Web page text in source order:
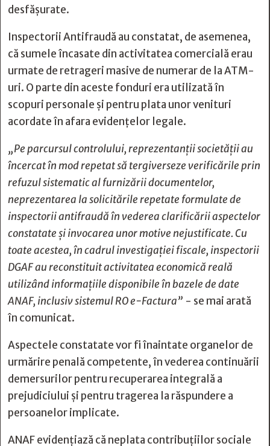
desfășurate.
Inspectorii Antifraudă au constatat, de asemenea,
că sumele încasate din activitatea comercială erau
urmate de retrageri masive de numerar de la ATM-
uri. O parte din aceste fonduri era utilizată în
scopuri personale și pentru plata unor venituri
acordate în afara evidențelor legale.
„Pe parcursul controlului, reprezentanții societății au
încercat în mod repetat să tergiverseze verificările prin
refuzul sistematic al furnizării documentelor,
neprezentarea la solicitările repetate formulate de
inspectorii antifraudă în vederea clarificării aspectelor
constatate și invocarea unor motive nejustificate. Cu
toate acestea, în cadrul investigației fiscale, inspectorii
DGAF au reconstituit activitatea economică reală
utilizând informațiile disponibile în bazele de date
ANAF, inclusiv sistemul RO e-Factura” - se mai arată
în comunicat.
Aspectele constatate vor fi înaintate organelor de
urmărire penală competente, în vederea continuării
demersurilor pentru recuperarea integrală a
prejudiciului și pentru tragerea la răspundere a
persoanelor implicate.
ANAF evidențiază că neplata contribuțiilor sociale